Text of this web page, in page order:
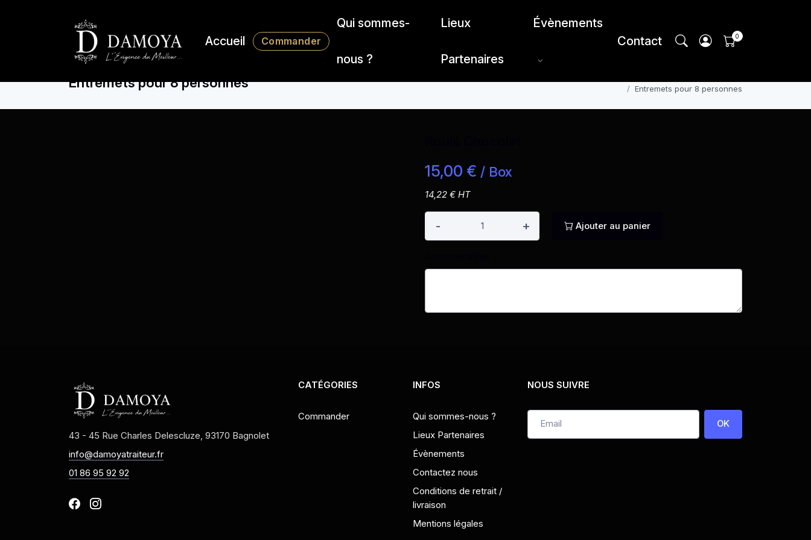
Accueil Commander
Qui sommes-
nous ?
Lieux
Partenaires
Évènements
Contact
Entremets pour 8 personnes
Entremets pour 8 personnes
15,00 € / Box
14,22 € HT
- + Ajouter au panier
43 - 45 Rue Charles Delescluze, 93170 Bagnolet
info@damoyatraiteur.fr
01 86 95 92 92
CATÉGORIES
Commander
INFOS
Qui sommes-nous ?
Lieux Partenaires
Évènements
Contactez nous
Conditions de retrait /
livraison
Mentions légales
NOUS SUIVRE
OK